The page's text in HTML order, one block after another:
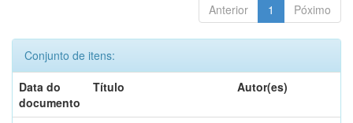
Anterior 1 Póximo
Conjunto de itens:
Data do
documento
Título Autor(es)